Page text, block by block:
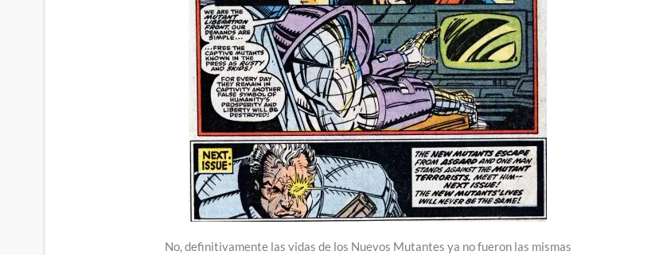
No, definitivamente las vidas de los Nuevos Mutantes ya no fueron las mismas